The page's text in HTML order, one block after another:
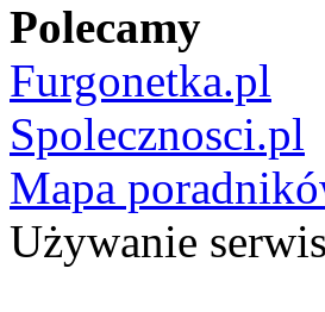
Polecamy
Furgonetka.pl
Spolecznosci.pl
Mapa
Używanie